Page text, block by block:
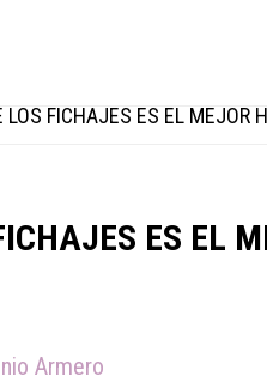
LOS FICHAJES ES EL MEJOR
ES EL
Armero